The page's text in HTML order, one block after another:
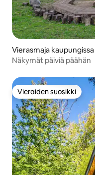
Vierasmaja
Näkymät päiviä päähän
Vieraiden suosikki
Vieraiden suosikki